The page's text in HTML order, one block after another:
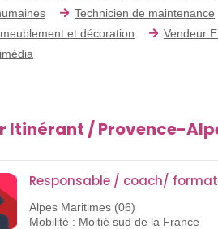
Technicien de maintenance
et décoration
Vendeur
Itinérant / Provence-
Responsable / coach/
Alpes Maritimes (06)
Mobilité : Moitié sud de la France